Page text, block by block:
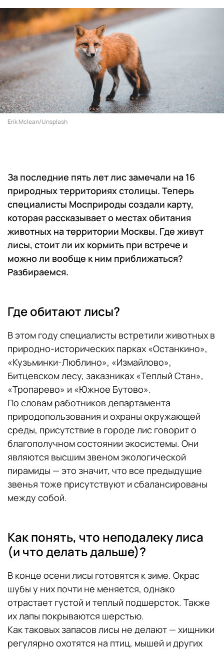
Erik Mclean/Unsplash
За последние пять лет лис замечали на 16
природных территориях столицы. Теперь
специалисты Мосприроды создали карту,
которая рассказывает о местах обитания
животных на территории Москвы. Где живут
лисы, стоит ли их кормить при встрече и
можно ли вообще к ним приближаться?
Разбираемся.
Где обитают лисы?
В этом году специалисты встретили животных в
природно-исторических парках «Останкино»,
«Кузьминки-Люблино», «Измайлово»,
Битцевском лесу, заказниках «Теплый Стан»,
«Тропарево» и «Южное Бутово».
По словам работников департамента
природопользования и охраны окружающей
среды, присутствие в городе лис говорит о
благополучном состоянии экосистемы. Они
являются высшим звеном экологической
пирамиды — это значит, что все предыдущие
звенья тоже присутствуют и сбалансированы
между собой.
Как понять, что неподалеку лиса
(и что делать дальше)?
В конце осени лисы готовятся к зиме. Окрас
шубы у них почти не меняется, однако
отрастает густой и теплый подшерсток. Также
их лапы покрываются шерстью.
Как таковых запасов лисы не делают — хищники
регулярно охотятся на птиц, мышей и других